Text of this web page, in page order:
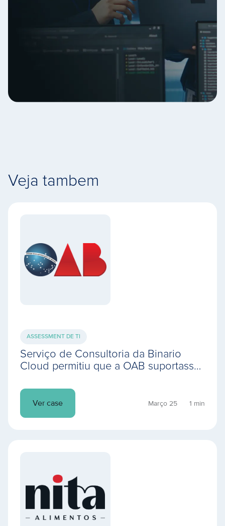
Veja tambem
ASSESSMENT DE TI
Serviço de Consultoria da Binario
Cloud permitiu que a OAB suportasse
line do mundo
Ver case Março 25 1 min